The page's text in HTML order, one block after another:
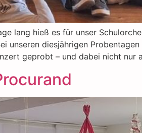
lang hieß es für unser
unseren diesjährigen
geprobt – und dabei nicht nur